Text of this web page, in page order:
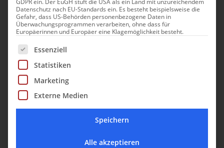
Datenschutz nach EU-Standards ein. Es besteht beispielsweise die
Gefahr, dass US-Behörden personenbezogene Daten in
Überwachungsprogrammen verarbeiten, ohne dass für
Europäerinnen und Europäer eine Klagemöglichkeit besteht.
Es folgt eine Liste der Service-Gruppen, für die eine
Essenziell
Statistiken
Marketing
Externe Medien
Speichern
Alle akzeptieren